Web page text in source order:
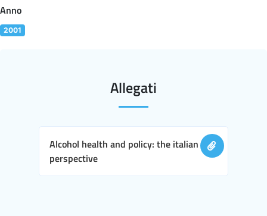
Anno
2001
Allegati
Alcohol health and policy: the italian
perspective